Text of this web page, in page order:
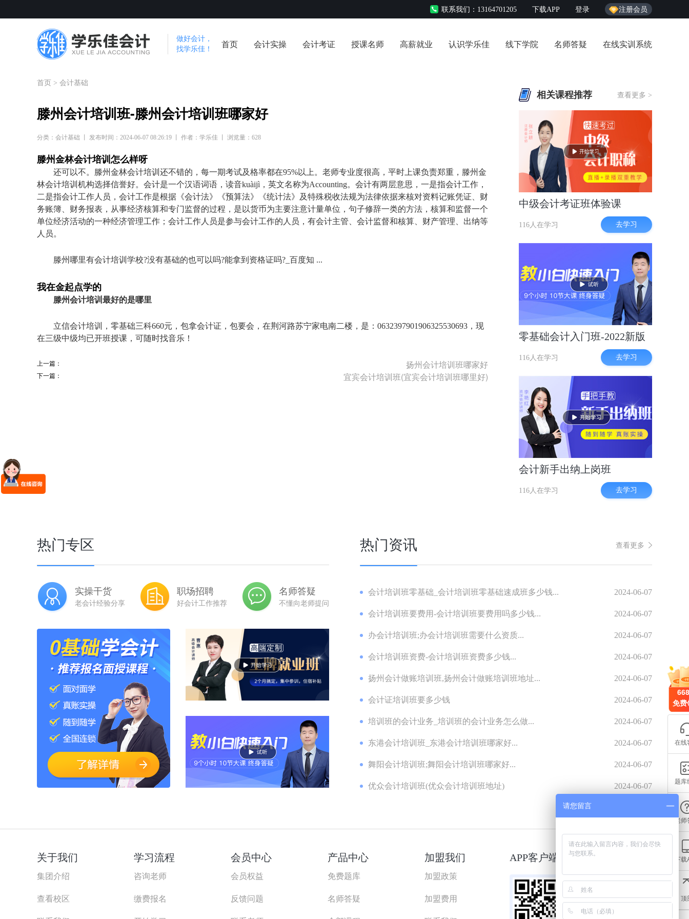
免费
在线
题库
老师
下
顶
联系我们：13164701205 下载APP 登录 注册会员
做好会计，
找学乐佳！
首页 会计实操 会计考证 授课名师 高薪就业 认识学乐佳 线下学院 名师答疑 在线实训系统
首页 > 会计基础
滕州会计培训班-滕州会计培训班哪家好
分类：会计基础 丨 发布时间：2024-06-07 08:26:19 丨 作者：学乐佳 丨 浏览量：628
滕州金林会计培训怎么样呀
还可以不。滕州金林会计培训还不错的，每一期考试及格率都在95%以上。老师专业度很高，平时上课负责郑重，滕州金
林会计培训机构选择信誉好。会计是一个汉语词语，读音kuàijì，英文名称为Accounting。会计有两层意思，一是指会计工作，
二是指会计工作人员，会计工作是根据《会计法》《预算法》《统计法》及特殊税收法规为法律依据来核对资料记账凭证、财
务账簿、财务报表，从事经济核算和专门监督的过程，是以货币为主要注意计量单位，句子修辞一类的方法，核算和监督一个
单位经济活动的一种经济管理工作；会计工作人员是参与会计工作的人员，有会计主管、会计监督和核算、财产管理、出纳等
人员。
滕州哪里有会计培训学校?没有基础的也可以吗?能拿到资格证吗?_百度知 ...
我在金起点学的
滕州会计培训最好的是哪里
立信会计培训，零基础三科660元，包拿会计证，包要会，在荆河路苏宁家电南二楼，是：0632397901906325530693，现
在三级中级均已开班授课，可随时找音乐！
上一篇： 扬州会计培训班哪家好
下一篇： 宜宾会计培训班(宜宾会计培训班哪里好)
相关课程推荐 查看更多 >
中级会计考证班体验课
116人在学习 去学习
零基础会计入门班-2022新版
116人在学习 去学习
会计新手出纳上岗班
116人在学习 去学习
热门专区
实操干货
老会计经验分享
职场招聘
好会计工作推荐
名师答疑
不懂向老师提问
热门资讯 查看更多
会计培训班零基础_会计培训班零基础速成班多少钱... 2024-06-07
会计培训班要费用-会计培训班要费用吗多少钱... 2024-06-07
办会计培训班;办会计培训班需要什么资质... 2024-06-07
会计培训班资费-会计培训班资费多少钱... 2024-06-07
扬州会计做账培训班,扬州会计做账培训班地址... 2024-06-07
会计证培训班要多少钱 2024-06-07
培训班的会计业务_培训班的会计业务怎么做... 2024-06-07
东港会计培训班_东港会计培训班哪家好... 2024-06-07
舞阳会计培训班;舞阳会计培训班哪家好... 2024-06-07
优众会计培训班(优众会计培训班地址) 2024-06-07
关于我们
集团介绍
查看校区
学习流程
咨询老师
缴费报名
会员中心
会员权益
反馈问题
产品中心
免费题库
名师答疑
加盟我们
加盟政策
加盟费用
APP客户端
请您留言